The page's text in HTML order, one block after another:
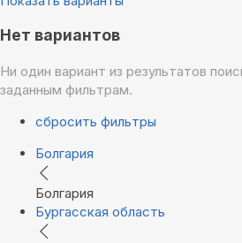
Нет вариантов
Ни один вариант из результатов
заданным фильтрам.
сбросить фильтры
Болгария
Болгария
Бургасская область